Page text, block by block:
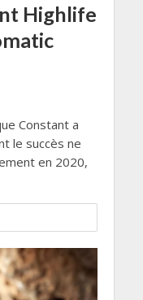
Highlife
Constant a
le succès ne
en 2020,